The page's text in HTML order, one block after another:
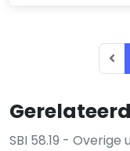
Gerelateerd
SBI 58.19 -